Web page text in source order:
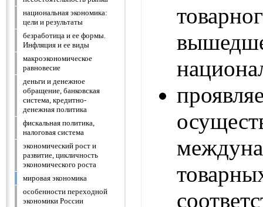
национальная экономика:
цели и результаты
безработица и ее формы.
Инфляция и ее виды
макроэкономическое
равновесие
деньги и денежное
обращение, банковская
система, кредитно-
денежная политика
фискальная политика,
налоговая система
экономический рост и
развитие, цикличность
экономического роста
мировая экономика
особенности переходной
экономики России